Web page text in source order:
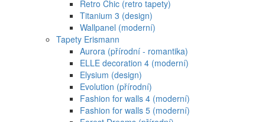
Retro Chic (retro tapety)
Titanium 3 (design)
Wallpanel (moderní)
Tapety Erismann
Aurora (přírodní - romantika)
ELLE decoration 4 (moderní)
Elysium (design)
Evolution (přírodní)
Fashion for walls 4 (moderní)
Fashion for walls 5 (moderní)